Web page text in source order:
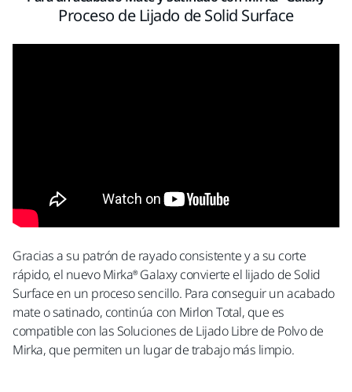
Proceso de Lijado de Solid Surface
Gracias a su patrón de rayado consistente y a su corte
rápido, el nuevo Mirka® Galaxy convierte el lijado de Solid
Surface en un proceso sencillo. Para conseguir un acabado
mate o satinado, continúa con Mirlon Total, que es
compatible con las Soluciones de Lijado Libre de Polvo de
Mirka, que permiten un lugar de trabajo más limpio.